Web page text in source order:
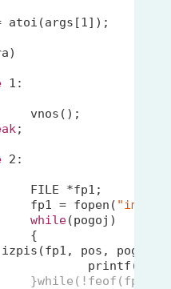
atoi(args[1]);
1 :
;
2 :
			fp1 = fopen(
while(pogoj)
printf (
//